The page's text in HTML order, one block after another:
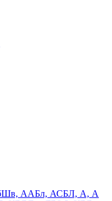
ААБл, АСБЛ, А, А